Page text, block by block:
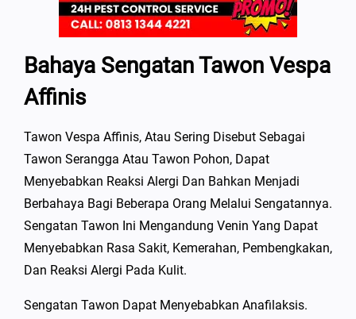
Bahaya Sengatan Tawon Vespa
Affinis
Tawon Vespa Affinis, Atau Sering Disebut Sebagai
Tawon Serangga Atau Tawon Pohon, Dapat
Menyebabkan Reaksi Alergi Dan Bahkan Menjadi
Berbahaya Bagi Beberapa Orang Melalui Sengatannya.
Sengatan Tawon Ini Mengandung Venin Yang Dapat
Menyebabkan Rasa Sakit, Kemerahan, Pembengkakan,
Dan Reaksi Alergi Pada Kulit.
Sengatan Tawon Dapat Menyebabkan Anafilaksis.